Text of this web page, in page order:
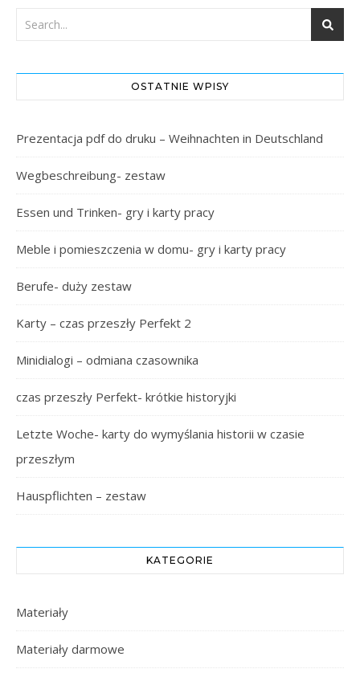
OSTATNIE WPISY
Prezentacja pdf do druku – Weihnachten in Deutschland
Wegbeschreibung- zestaw
Essen und Trinken- gry i karty pracy
Meble i pomieszczenia w domu- gry i karty pracy
Berufe- duży zestaw
Karty – czas przeszły Perfekt 2
Minidialogi – odmiana czasownika
czas przeszły Perfekt- krótkie historyjki
Letzte Woche- karty do wymyślania historii w czasie
przeszłym
Hauspflichten – zestaw
KATEGORIE
Materiały
Materiały darmowe